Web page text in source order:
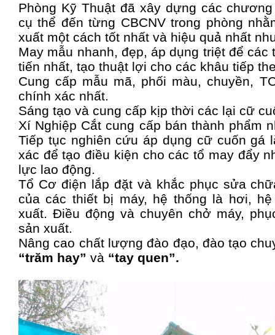
Phòng Kỹ Thuật đã xây dựng các
cụ thể đến từng CBCNV trong phòng
xuất một cách tốt nhất và hiệu quả nhất
May mẫu nhanh, đẹp, áp dụng triệt để
tiến nhất, tạo thuật lợi cho các khâu tiếp
Cung cấp mẫu mã, phối màu, chuyền,
chính xác nhất.
Sáng tạo và cung cấp kịp thời các lại cữ
Xí Nghiệp Cắt cung cấp bán thành phẩm
Tiếp tục nghiên cứu áp dụng cữ cuốn gá
xác để tạo điều kiện cho các tổ may đẩy
lực lao động.
Tổ Cơ điện lắp đặt và khắc phục sửa
của các thiết bị máy, hệ thống là hơi,
xuất. Điều động và chuyên chở máy,
sản xuất.
Nâng cao chất lượng đào đạo, đào tạo
“trăm hay” và “tay quen”.